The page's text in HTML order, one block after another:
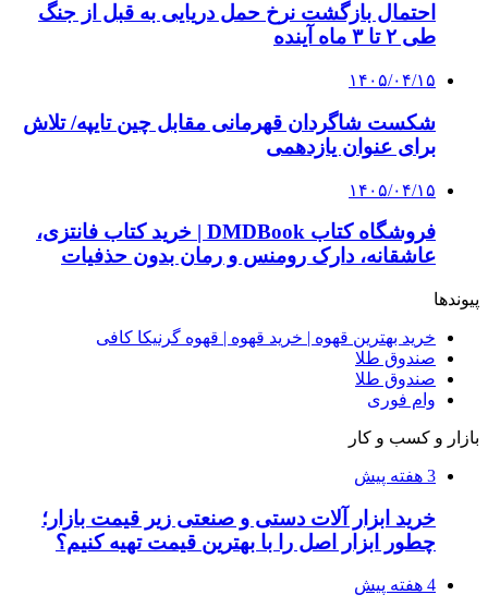
احتمال بازگشت نرخ حمل دریایی به قبل از جنگ
طی ۲ تا ۳ ماه آینده
۱۴۰۵/۰۴/۱۵
شکست شاگردان قهرمانی مقابل چین تایپه/ تلاش
برای عنوان یازدهمی
۱۴۰۵/۰۴/۱۵
فروشگاه کتاب DMDBook | خرید کتاب فانتزی،
عاشقانه، دارک رومنس و رمان بدون حذفیات
پیوندها
خرید بهترین قهوه | خرید قهوه | قهوه گرنیکا کافی
صندوق طلا
صندوق طلا
وام فوری
بازار و کسب و کار
3 هفته پیش
خرید ابزار آلات دستی و صنعتی زیر قیمت بازار؛
چطور ابزار اصل را با بهترین قیمت تهیه کنیم؟
4 هفته پیش